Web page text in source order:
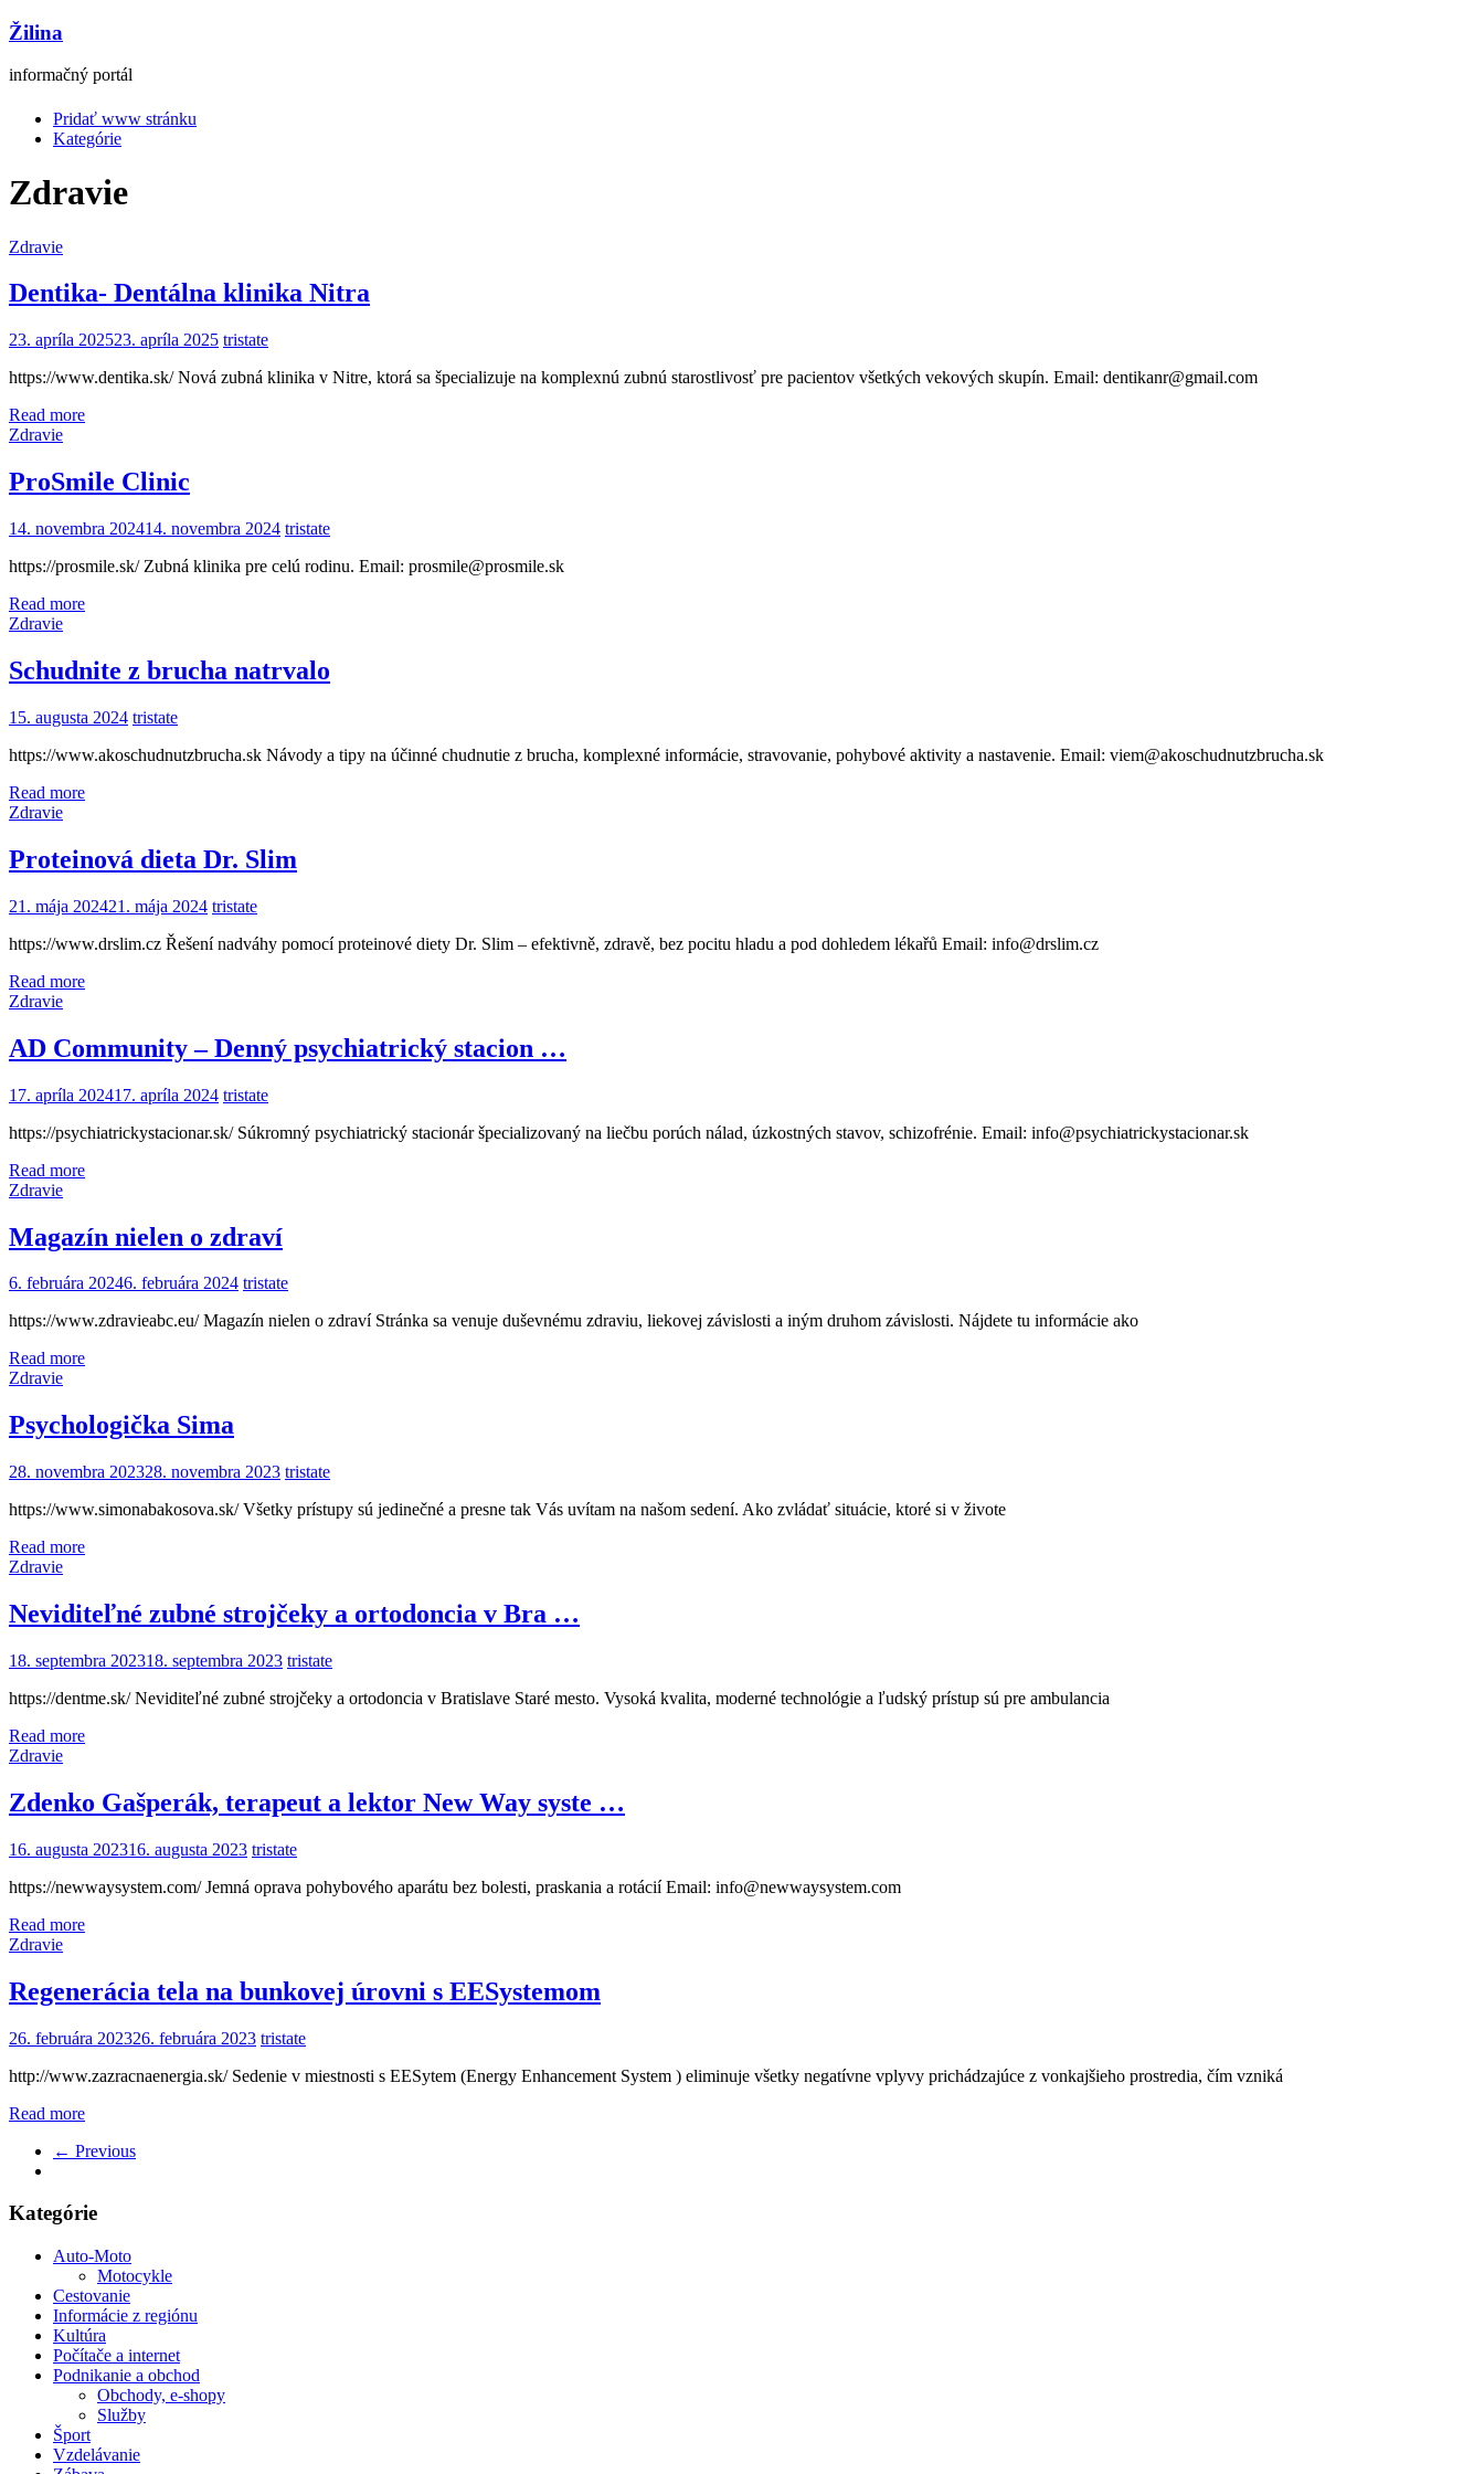
Žilina
informačný portál
Pridať www stránku
Kategórie
Zdravie
Zdravie
Dentika- Dentálna klinika Nitra
23. apríla 202523. apríla 2025 tristate
https://www.dentika.sk/ Nová zubná klinika v Nitre, ktorá sa špecializuje na komplexnú zubnú starostlivosť pre pacientov všetkých vekových skupín. Email: dentikanr@gmail.com
Read more
Zdravie
ProSmile Clinic
14. novembra 202414. novembra 2024 tristate
https://prosmile.sk/ Zubná klinika pre celú rodinu. Email: prosmile@prosmile.sk
Read more
Zdravie
Schudnite z brucha natrvalo
15. augusta 2024 tristate
https://www.akoschudnutzbrucha.sk Návody a tipy na účinné chudnutie z brucha, komplexné informácie, stravovanie, pohybové aktivity a nastavenie. Email: viem@akoschudnutzbrucha.sk
Read more
Zdravie
Proteinová dieta Dr. Slim
21. mája 202421. mája 2024 tristate
https://www.drslim.cz Řešení nadváhy pomocí proteinové diety Dr. Slim – efektivně, zdravě, bez pocitu hladu a pod dohledem lékařů Email: info@drslim.cz
Read more
Zdravie
AD Community – Denný psychiatrický stacion …
17. apríla 202417. apríla 2024 tristate
https://psychiatrickystacionar.sk/ Súkromný psychiatrický stacionár špecializovaný na liečbu porúch nálad, úzkostných stavov, schizofrénie. Email: info@psychiatrickystacionar.sk
Read more
Zdravie
Magazín nielen o zdraví
6. februára 20246. februára 2024 tristate
https://www.zdravieabc.eu/ Magazín nielen o zdraví Stránka sa venuje duševnému zdraviu, liekovej závislosti a iným druhom závislosti. Nájdete tu informácie ako
Read more
Zdravie
Psychologička Sima
28. novembra 202328. novembra 2023 tristate
https://www.simonabakosova.sk/ Všetky prístupy sú jedinečné a presne tak Vás uvítam na našom sedení. Ako zvládať situácie, ktoré si v živote
Read more
Zdravie
Neviditeľné zubné strojčeky a ortodoncia v Bra …
18. septembra 202318. septembra 2023 tristate
https://dentme.sk/ Neviditeľné zubné strojčeky a ortodoncia v Bratislave Staré mesto. Vysoká kvalita, moderné technológie a ľudský prístup sú pre ambulancia
Read more
Zdravie
Zdenko Gašperák, terapeut a lektor New Way syste …
16. augusta 202316. augusta 2023 tristate
https://newwaysystem.com/ Jemná oprava pohybového aparátu bez bolesti, praskania a rotácií Email: info@newwaysystem.com
Read more
Zdravie
Regenerácia tela na bunkovej úrovni s EESystemom
26. februára 202326. februára 2023 tristate
http://www.zazracnaenergia.sk/ Sedenie v miestnosti s EESytem (Energy Enhancement System ) eliminuje všetky negatívne vplyvy prichádzajúce z vonkajšieho prostredia, čím vzniká
Read more
← Previous
Kategórie
Auto-Moto
Motocykle
Cestovanie
Informácie z regiónu
Kultúra
Počítače a internet
Podnikanie a obchod
Obchody, e-shopy
Služby
Šport
Vzdelávanie